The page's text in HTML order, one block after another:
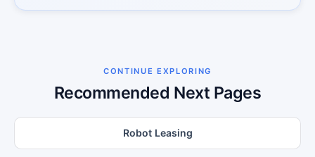
CONTINUE EXPLORING
Recommended Next Pages
Robot Leasing